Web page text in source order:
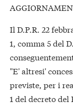
Il D.P.R. 22
1, comma 5 del
"E' altresi'
previste, per i
1 del decreto del